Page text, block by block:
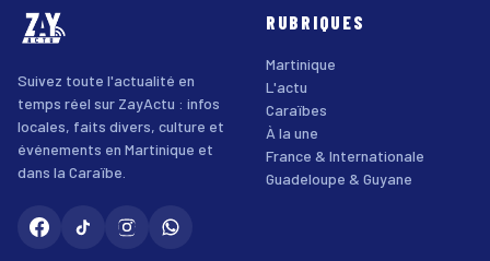
Suivez toute l'actualité en
temps réel sur ZayActu : infos
locales, faits divers, culture et
événements en Martinique et
dans la Caraïbe.
RUBRIQUES
Martinique
L'actu
Caraïbes
À la une
France & Internationale
Guadeloupe & Guyane